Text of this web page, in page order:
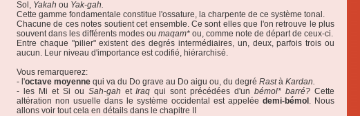
Sol, Yakah ou Yak-gah.
Cette gamme fondamentale constitue l'ossature, la charpente de ce système tonal.
Chacune de ces notes soutient cet ensemble. Ce sont elles que l'on retrouve le plus
souvent dans les différents modes ou maqam* ou, comme note de départ de ceux-ci.
Entre chaque "pilier" existent des degrés intermédiaires, un, deux, parfois trois ou
aucun. Leur niveau d'importance est codifié, hiérarchisé.
Vous remarquerez:
- l'octave moyenne qui va du Do grave au Do aigu ou, du degré Rastà Kardan.
- les Mi et Si ou Sah-gah etIraq qui sont précédées d'unbémol* barré?Cette
altération non usuelle dans le système occidental est appelée demi-bémol . Nous
allons voir tout cela en détails dans le chapitre II